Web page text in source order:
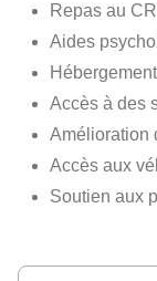
Repas au
Aides
Accès à des
Amélioration
Accès aux
Soutien aux